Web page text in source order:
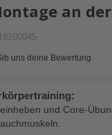
an
uns deine Bewertung
und Core-